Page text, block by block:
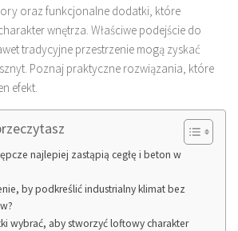
oraz funkcjonalne dodatki, które
wnętrza. Właściwe podejście do
tradycyjne przestrzenie mogą zyskać
Poznaj praktyczne rozwiązania, które
efekt.
najlepiej zastąpią cegłę i beton w
by podkreślić industrialny klimat bez
wybrać, aby stworzyć loftowy charakter